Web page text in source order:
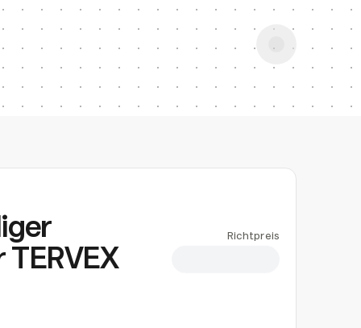
Richtpreis